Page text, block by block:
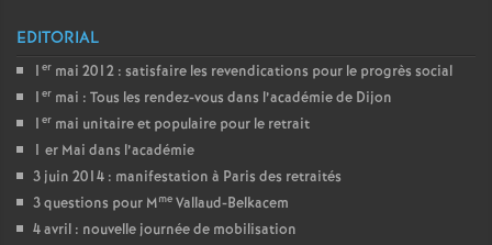
EDITORIAL
1 er mai 2012 : satisfaire les revendications pour le progrès social
1 er mai : Tous les rendez-vous dans l’académie de Dijon
1 er mai unitaire et populaire pour le retrait
1 er Mai dans l’académie
3 juin 2014 : manifestation à Paris des retraités
3 questions pour Mme Vallaud-Belkacem
4 avril : nouvelle journée de mobilisation